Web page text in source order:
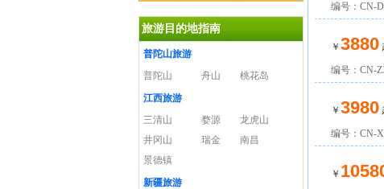
旅游目的地指南
普陀山旅游
普陀山
舟山
桃花岛
江西旅游
三清山
婺源
龙虎山
井冈山
瑞金
南昌
景德镇
新疆旅游
编号：CN-
￥ 3880
编号：CN-
￥ 3980
编号：CN-
￥